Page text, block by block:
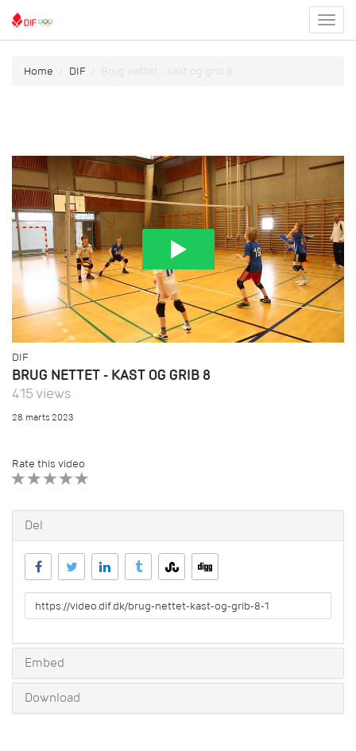
menu
Home DIF Brug nettet - kast og grib 8
DIF
BRUG NETTET - KAST OG GRIB 8
415 views
28. marts 2023
Rate this video
Del
URL
to
Embed
Download